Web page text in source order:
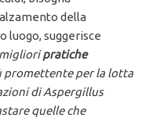
della
luogo, suggerisce
pratiche
promettente per la lotta
di Aspergillus
quelle che